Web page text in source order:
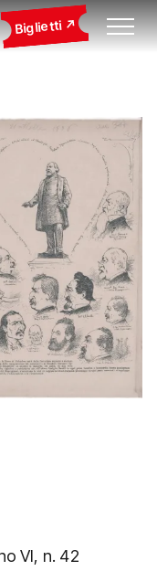
Biglietti
VI, n. 42